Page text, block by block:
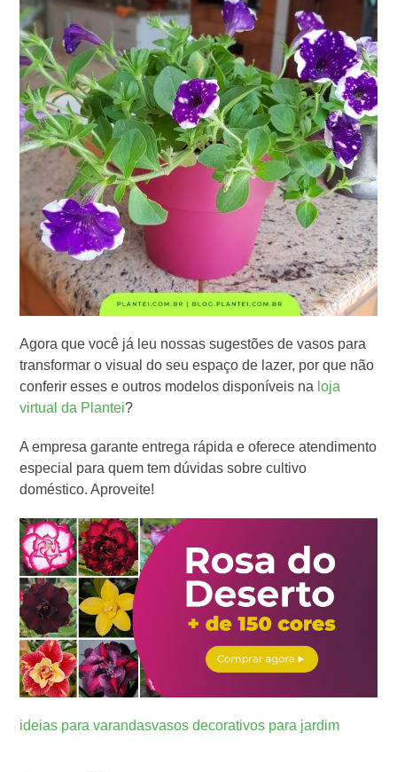
Agora que você já leu nossas sugestões de vasos para
transformar o visual do seu espaço de lazer, por que não
conferir esses e outros modelos disponíveis na loja
virtual da Plantei?
A empresa garante entrega rápida e oferece atendimento
especial para quem tem dúvidas sobre cultivo
doméstico. Aproveite!
ideias para varandasvasos decorativos para jardim